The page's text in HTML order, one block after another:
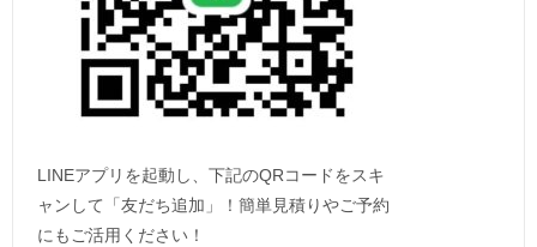
LINEアプリを起動し、下記のQRコードをスキ
ャンして「友だち追加」！簡単見積りやご予約
にもご活用ください！